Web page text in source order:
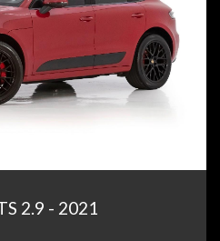
2.9 - 2021